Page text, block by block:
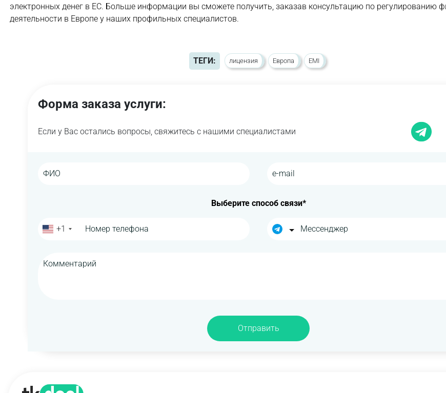
электронных денег в ЕС. Больше информации вы сможете получить, заказав консультацию по регулированию
деятельности в Европе у наших профильных специалистов.
ТЕГИ: лицензия Европа EMI
Форма заказа услуги:
Если у Вас остались вопросы, свяжитесь с нашими специалистами
Выберите способ связи*
+1
Отправить